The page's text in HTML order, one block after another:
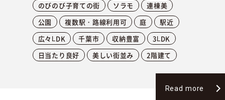
のびのび子育ての街 ソラモ
連棟美
公園
複数駅・路線利用可 庭
駅近
広々LDK
千葉市 収納豊富
3LDK
日当たり良好
美しい街並み 2階建て
Read more